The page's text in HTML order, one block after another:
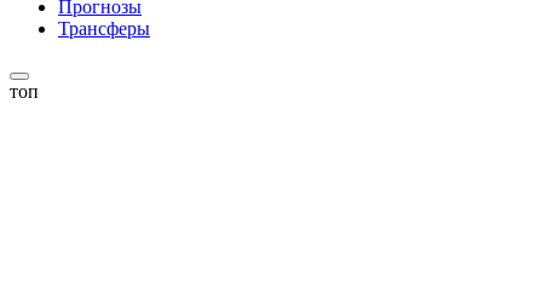
Прогнозы
Трансферы
топ